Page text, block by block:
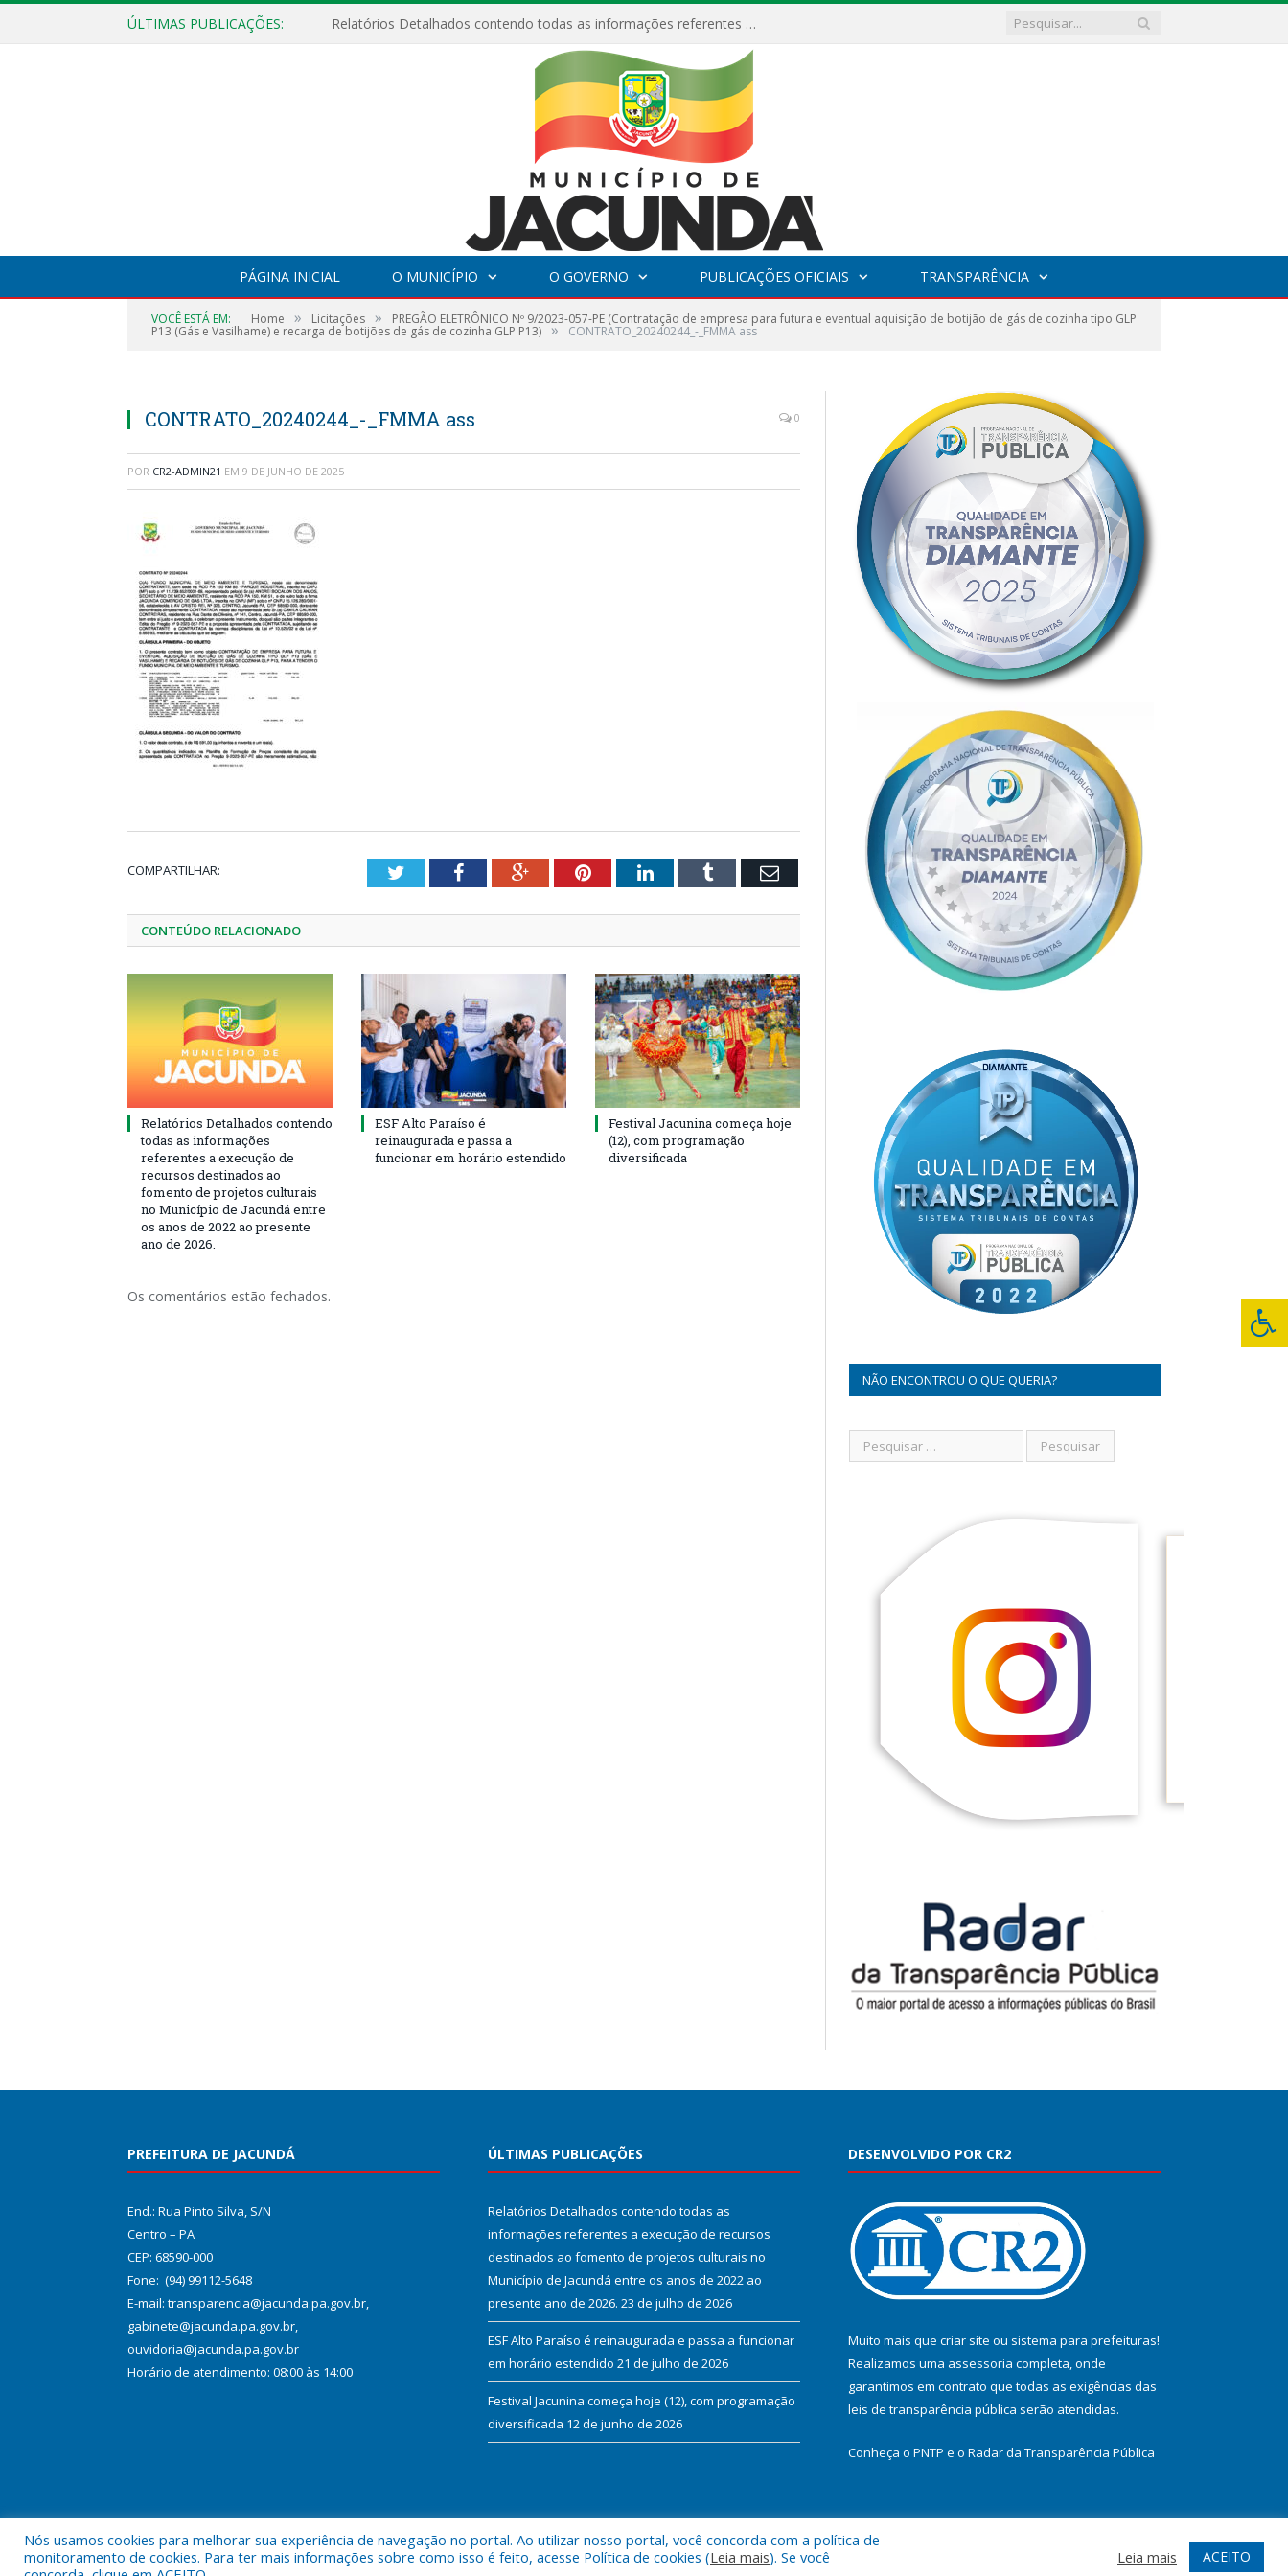
ÚLTIMAS PUBLICAÇÕES: Relatórios Detalhados contendo todas as informações referentes a execução de recursos destinados ao fomento de projetos culturais no Município de Jacundá entre os anos de 2022 ao presente ano de 2026.
PÁGINA INICIAL O MUNICÍPIO O GOVERNO PUBLICAÇÕES OFICIAIS TRANSPARÊNCIA
VOCÊ ESTÁ EM: Home » Licitações » PREGÃO ELETRÔNICO Nº 9/2023-057-PE (Contratação de empresa para futura e eventual aquisição de botijão de gás de cozinha tipo GLP
P13 (Gás e Vasilhame) e recarga de botijões de gás de cozinha GLP P13) » CONTRATO_20240244_-_FMMA ass
CONTRATO_20240244_-_FMMA ass 0
POR CR2-ADMIN21 EM 9 DE JUNHO DE 2025
COMPARTILHAR: TwitterFacebookGoogle+PinterestLinkedInTumblr Email
CONTEÚDO RELACIONADO
Relatórios Detalhados contendo
todas as informações
referentes a execução de
recursos destinados ao
fomento de projetos culturais
no Município de Jacundá entre
os anos de 2022 ao presente
ano de 2026.
ESF Alto Paraíso é
reinaugurada e passa a
funcionar em horário estendido
Festival Jacunina começa hoje
(12), com programação
diversificada
Os comentários estão fechados.
NÃO ENCONTROU O QUE QUERIA?
PREFEITURA DE JACUNDÁ
End.: Rua Pinto Silva, S/N
Centro – PA
CEP: 68590-000
Fone: (94) 99112-5648
E-mail: transparencia@jacunda.pa.gov.br,
gabinete@jacunda.pa.gov.br,
ouvidoria@jacunda.pa.gov.br
Horário de atendimento: 08:00 às 14:00
ÚLTIMAS PUBLICAÇÕES
Relatórios Detalhados contendo todas as
informações referentes a execução de recursos
destinados ao fomento de projetos culturais no
Município de Jacundá entre os anos de 2022 ao
presente ano de 2026. 23 de julho de 2026
ESF Alto Paraíso é reinaugurada e passa a funcionar
em horário estendido 21 de julho de 2026
Festival Jacunina começa hoje (12), com programação
diversificada 12 de junho de 2026
DESENVOLVIDO POR CR2
Muito mais que criar site ou sistema para prefeituras!
Realizamos uma assessoria completa, onde
garantimos em contrato que todas as exigências das
leis de transparência pública serão atendidas.
Conheça o PNTP e o Radar da Transparência Pública
Todos os direitos reservados a Prefeitura Municipal de Jacundá. Mapa do Site Acessar Webmail
Nós usamos cookies para melhorar sua experiência de navegação no portal. Ao utilizar nosso portal, você concorda com a política de
monitoramento de cookies. Para ter mais informações sobre como isso é feito, acesse Política de cookies (Leia mais). Se você
Leia mais ACEITO